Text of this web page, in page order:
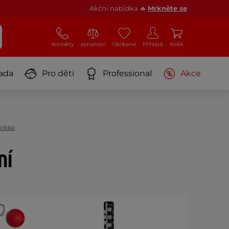
Akční nabídka 🔥 Mrkněte se
Kontakty porovnání Oblíbené Přihlásit Košík
Pro děti Professional Akce